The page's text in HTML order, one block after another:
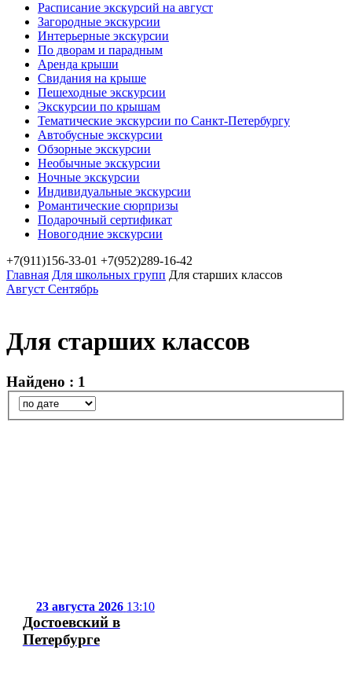
Расписание экскурсий на август
Загородные экскурсии
Интерьерные экскурсии
По дворам и парадным
Аренда крыши
Свидания на крыше
Пешеходные экскурсии
Экскурсии по крышам
Тематические экскурсии по Санкт-Петербургу
Автобусные экскурсии
Обзорные экскурсии
Необычные экскурсии
Ночные экскурсии
Индивидуальные экскурсии
Романтические сюрпризы
Подарочный сертификат
Новогодние экскурсии
+7(911)156-33-01 +7(952)289-16-42
Главная Для школьных групп Для старших классов
Август Сентябрь
Для старших классов
Найдено : 1
23 августа 2026 13:10
Достоевский в
Петербурге